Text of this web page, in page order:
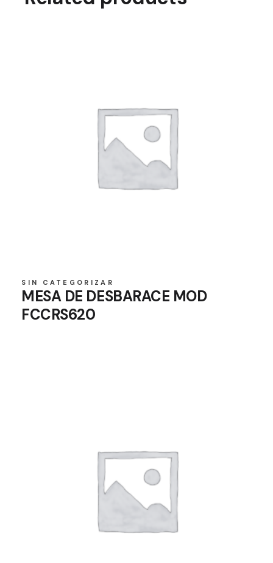
SIN CATEGORIZAR
MESA DE DESBARACE MOD
FCCRS620